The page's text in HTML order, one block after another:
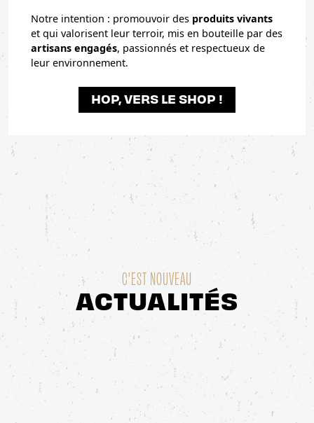
Notre intention : promouvoir des produits vivants
et qui valorisent leur terroir, mis en bouteille par des
artisans engagés, passionnés et respectueux de
leur environnement.
HOP, VERS LE SHOP !
C'EST NOUVEAU
ACTUALITÉS